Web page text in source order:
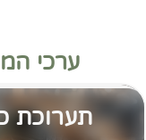
ערכי
תערוכת